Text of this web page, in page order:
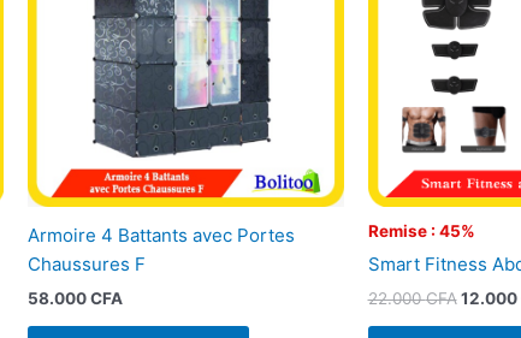
Armoire 4 Battants avec Portes
Chaussures F
58.000CFA
Remise : 45%
Smart Fitness
22.000CFA 12.000